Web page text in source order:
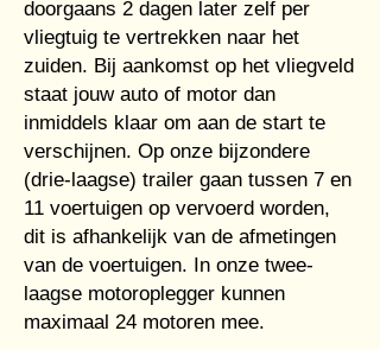
doorgaans 2 dagen later zelf per
vliegtuig te vertrekken naar het
zuiden. Bij aankomst op het vliegveld
staat jouw auto of motor dan
inmiddels klaar om aan de start te
verschijnen. Op onze bijzondere
(drie-laagse) trailer gaan tussen 7 en
11 voertuigen op vervoerd worden,
dit is afhankelijk van de afmetingen
van de voertuigen. In onze twee-
laagse motoroplegger kunnen
maximaal 24 motoren mee.